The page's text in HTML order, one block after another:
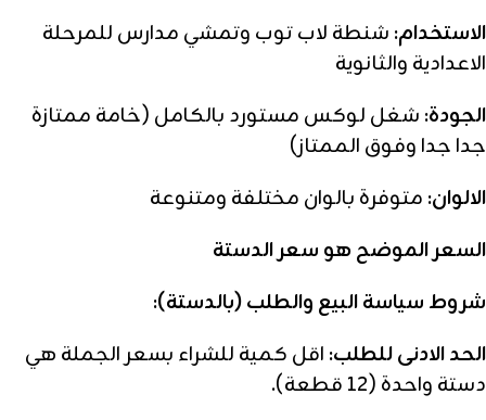
الاستخدام: شنطة لاب توب وتمشي مدارس للمرحلة
الاعدادية والثانوية
الجودة: شغل لوكس مستورد بالكامل (خامة ممتازة
جدا جدا وفوق الممتاز)
الالوان: متوفرة بالوان مختلفة ومتنوعة
السعر الموضح هو سعر الدستة
شروط سياسة البيع والطلب (بالدستة):
الحد الادنى للطلب: اقل كمية للشراء بسعر الجملة هي
دستة واحدة (12 قطعة).